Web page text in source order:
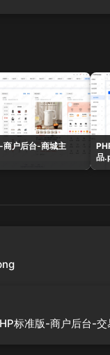
商户后台-商城主
品
标准版-商户后台-